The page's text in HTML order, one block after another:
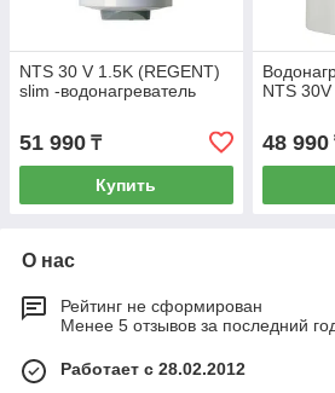
NTS 30 V 1.5K (REGENT)
slim -водонагреватель
51 990 ₸
Купить
NTS
48 990
О нас
Рейтинг не сформирован
Менее 5 отзывов за последний
Работает с 28.02.2012